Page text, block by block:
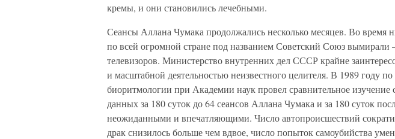
кремы, и они становились лечебными.
Сеансы Аллана Чумака продолжались несколько месяцев. Во время
по всей огромной стране под названием Советский Союз
телевизоров. Министерство внутренних дел СССР крайне
и масштабной деятельностью неизвестного целителя. В 1989 году
биоритмологии при Академии наук провел сравнительное изучение
данных за 180 суток до 64 сеансов Аллана Чумака и за 180 суток
неожиданными и впечатляющими. Число автопроисшествий
драк снизилось больше чем вдвое, число попыток самоубийства